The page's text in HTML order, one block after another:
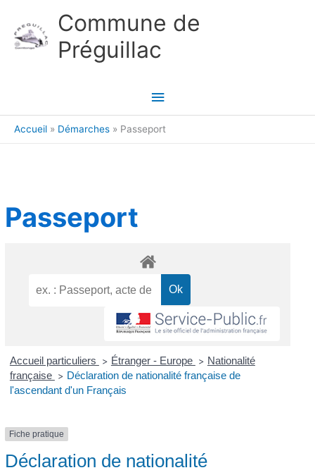
Commune de
Préguillac
Menu
principal
Accueil Démarches Passeport
Passeport
Accueil particuliers > Étranger - Europe > Nationalité
française > Déclaration de nationalité française de
l'ascendant d'un Français
Fiche pratique
Déclaration de nationalité